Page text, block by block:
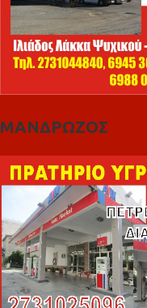
ΜΑΝΔΡΩΖΟΣ